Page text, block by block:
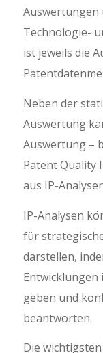
Auswertungen
Technologie-
ist jeweils die
Neben der
Auswertung
Auswertung –
Patent Quality
aus IP-
IP-Analysen
für
darstellen,
Entwicklungen
geben und
beantworten.
Die